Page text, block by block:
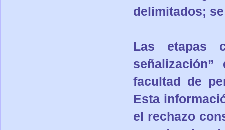
delimitados;
Las etapas
facultad de
Esta
el rechazo